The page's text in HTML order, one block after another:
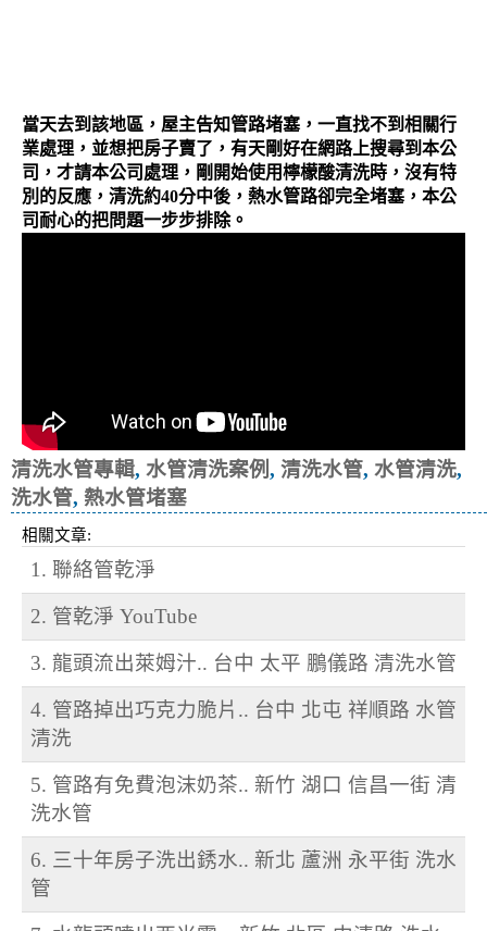
當天去到該地區，屋主告知管路堵塞，一直找不到相關行
業處理，並想把房子賣了，有天剛好在網路上搜尋到本公
司，才請本公司處理，剛開始使用檸檬酸清洗時，沒有特
別的反應，清洗約40分中後，熱水管路卻完全堵塞，本公
司耐心的把問題一步步排除。
清洗水管專輯, 水管清洗案例, 清洗水管, 水管清洗,
洗水管, 熱水管堵塞
相關文章:
1. 聯絡管乾淨
2. 管乾淨 YouTube
3. 龍頭流出萊姆汁.. 台中 太平 鵬儀路 清洗水管
4. 管路掉出巧克力脆片.. 台中 北屯 祥順路 水管
清洗
5. 管路有免費泡沫奶茶.. 新竹 湖口 信昌一街 清
洗水管
6. 三十年房子洗出銹水.. 新北 蘆洲 永平街 洗水
管